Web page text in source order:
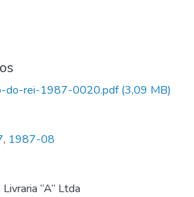
do-rei-1987-0020.pdf(3,09 MB)
, 1987-08
“A” Ltda